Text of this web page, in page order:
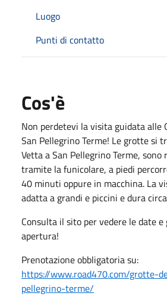
Luogo
Punti di contatto
Cos'è
Non perdetevi la visita guidata alle
San Pellegrino Terme! Le grotte si
Vetta a San Pellegrino Terme, sono
tramite la funicolare, a piedi
40 minuti oppure in macchina. La
adatta a grandi e piccini e dura
Consulta il sito per vedere le date
apertura!
Prenotazione obbligatoria su:
https://www.road470.com/grotte-
pellegrino-terme/